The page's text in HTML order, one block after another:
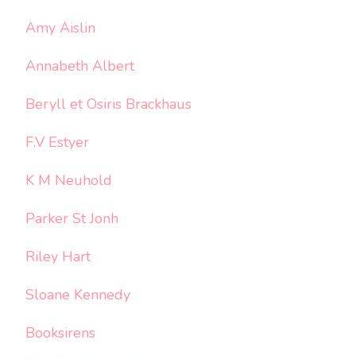
Amy Aislin
Annabeth Albert
Beryll et Osiris Brackhaus
F.V Estyer
K M Neuhold
Parker St Jonh
Riley Hart
Sloane Kennedy
Booksirens